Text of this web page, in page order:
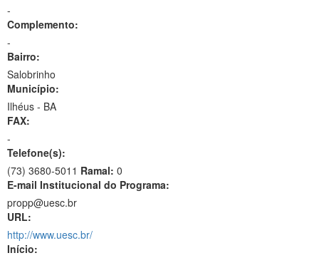
-
Complemento:
-
Bairro:
Salobrinho
Município:
Ilhéus - BA
FAX:
-
Telefone(s):
(73) 3680-5011 Ramal: 0
E-mail Institucional do Programa:
propp@uesc.br
URL:
http://www.uesc.br/
Início: